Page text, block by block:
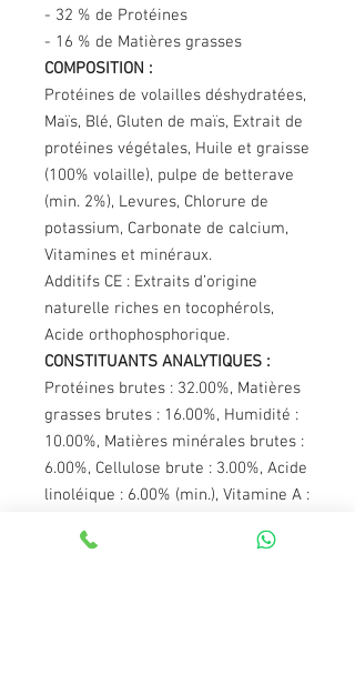
- 32 % de Protéines
- 16 % de Matières grasses
COMPOSITION :
Protéines de volailles déshydratées,
Maïs, Blé, Gluten de maïs, Extrait de
protéines végétales, Huile et graisse
(100% volaille), pulpe de betterave
(min. 2%), Levures, Chlorure de
potassium, Carbonate de calcium,
Vitamines et minéraux.
Additifs CE : Extraits d’origine
naturelle riches en tocophérols,
Acide orthophosphorique.
CONSTITUANTS ANALYTIQUES :
Protéines brutes : 32.00%, Matières
grasses brutes : 16.00%, Humidité :
10.00%, Matières minérales brutes :
6.00%, Cellulose brute : 3.00%, Acide
linoléique : 6.00% (min.), Vitamine A :
UI/Kg, Vitamine E : 250.00 mg/Kg,